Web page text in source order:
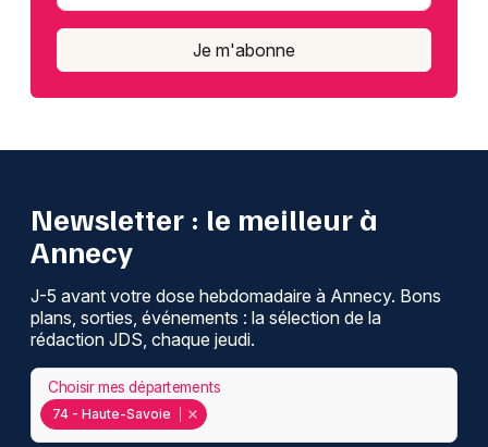
Je m'abonne
Newsletter : le meilleur à
Annecy
J-5 avant votre dose hebdomadaire à Annecy. Bons
plans, sorties, événements : la sélection de la
rédaction JDS, chaque jeudi.
74 - Haute-Savoie
Choisir mes départements